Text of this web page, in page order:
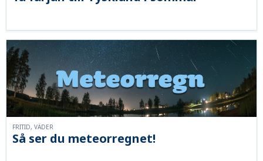
Så ser du meteorregnet!
FRITID, VÄDER